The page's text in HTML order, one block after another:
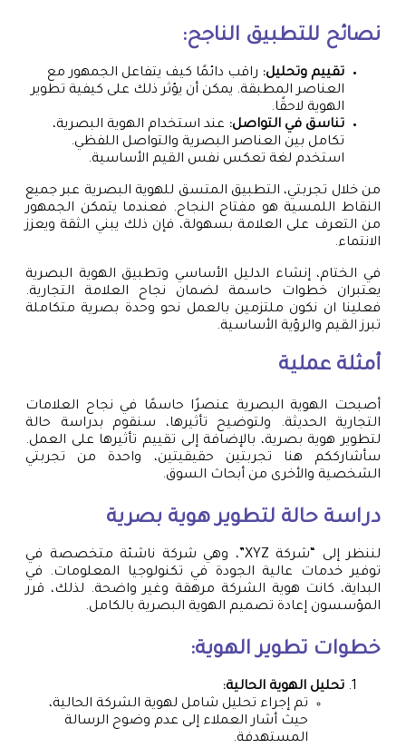
نصائح للتطبيق الناجح:
تقييم وتحليل: راقب دائمًا كيف يتفاعل الجمهور مع
العناصر المطبقة. يمكن أن يؤثر ذلك على كيفية تطوير
الهوية لاحقًا.
تناسق في التواصل: عند استخدام الهوية البصرية،
تكامل بين العناصر البصرية والتواصل اللفظي.
استخدم لغة تعكس نفس القيم الأساسية.
من خلال تجربتي، التطبيق المتسق للهوية البصرية عبر جميع
النقاط اللمسية هو مفتاح النجاح. فعندما يتمكن الجمهور
من التعرف على العلامة بسهولة، فإن ذلك يبني الثقة ويعزز
الانتماء.
في الختام، إنشاء الدليل الأساسي وتطبيق الهوية البصرية
يعتبران خطوات حاسمة لضمان نجاح العلامة التجارية.
فعلينا ان نكون ملتزمين بالعمل نحو وحدة بصرية متكاملة
تبرز القيم والرؤية الأساسية.
أمثلة عملية
أصبحت الهوية البصرية عنصرًا حاسمًا في نجاح العلامات
التجارية الحديثة. ولتوضيح تأثيرها، سنقوم بدراسة حالة
لتطوير هوية بصرية، بالإضافة إلى تقييم تأثيرها على العمل.
سأشارككم هنا تجربتين حقيقيتين، واحدة من تجربتي
الشخصية والأخرى من أبحاث السوق.
دراسة حالة لتطوير هوية بصرية
لننظر إلى “شركة XYZ”، وهي شركة ناشئة متخصصة في
توفير خدمات عالية الجودة في تكنولوجيا المعلومات. في
البداية، كانت هوية الشركة مرهقة وغير واضحة. لذلك، قرر
المؤسسون إعادة تصميم الهوية البصرية بالكامل.
خطوات تطوير الهوية:
تحليل الهوية الحالية:
تم إجراء تحليل شامل لهوية الشركة الحالية،
حيث أشار العملاء إلى عدم وضوح الرسالة
المستهدفة.